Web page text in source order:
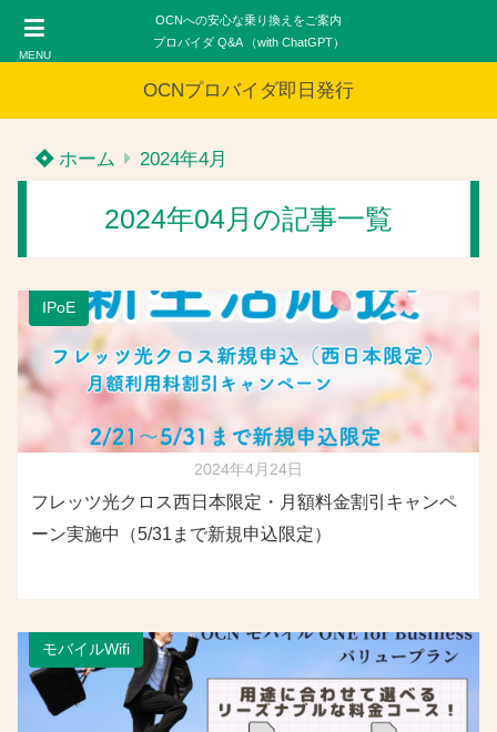
MENU
OCNへの安心な乗り換えをご案内
プロバイダ Q&A （with ChatGPT）
OCNプロバイダ即日発行
ホーム 2024年4月
2024年04月の記事一覧
IPoE
2024年4月24日
フレッツ光クロス西日本限定・月額料金割引キャンペ
ーン実施中（5/31まで新規申込限定）
モバイルWifi